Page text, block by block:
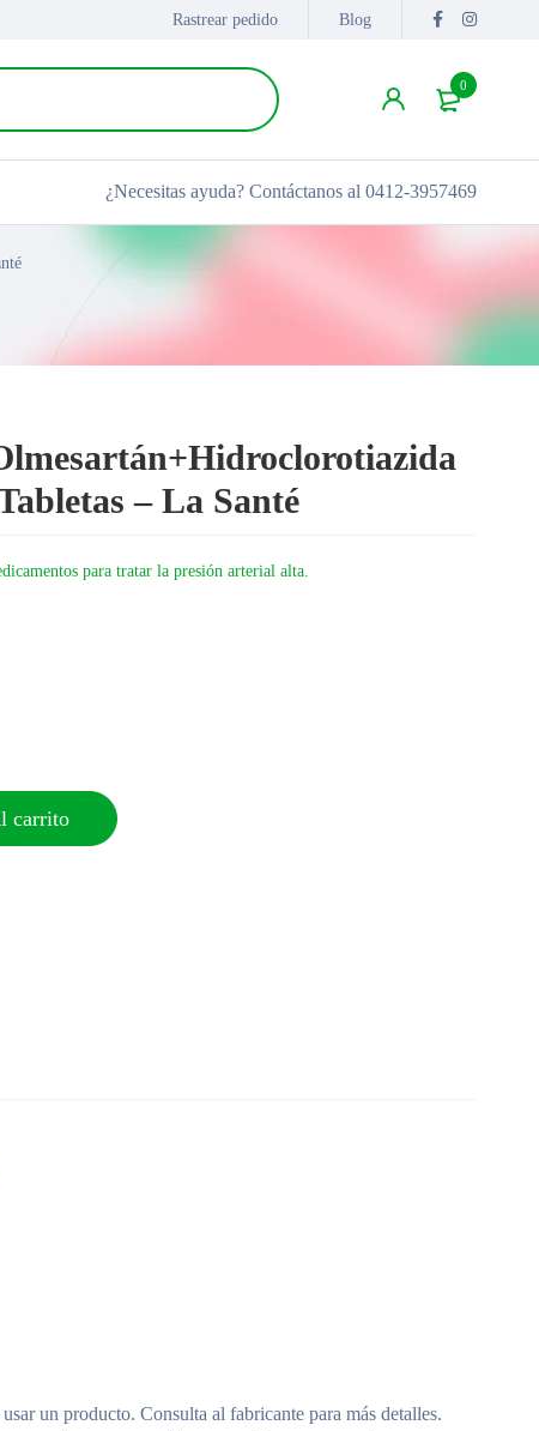
Rastrear pedido Blog
0
¿Necesitas ayuda? Contáctanos al 0412-3957469
– La Santé
para tratar la presión arterial alta.
carrito
un producto. Consulta al fabricante para más detalles.